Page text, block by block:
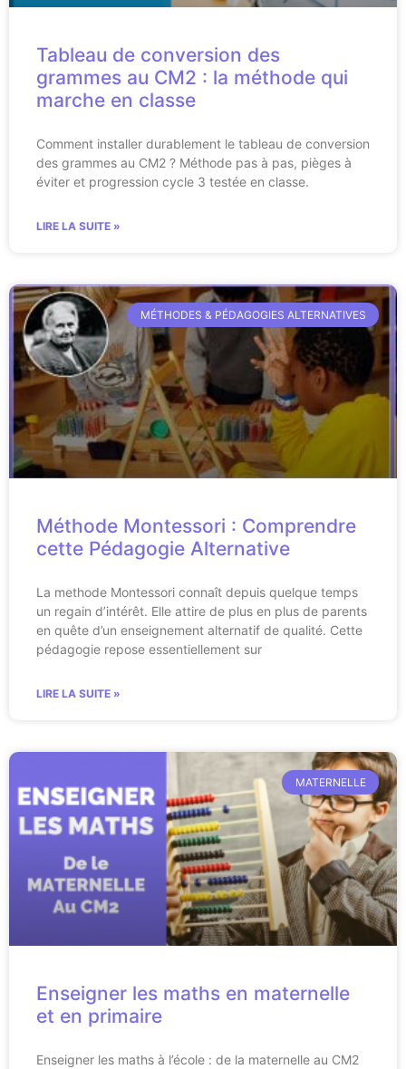
Tableau de conversion des
grammes au CM2 : la méthode qui
marche en classe
Comment installer durablement le tableau de conversion
des grammes au CM2 ? Méthode pas à pas, pièges à
éviter et progression cycle 3 testée en classe.
LIRE LA SUITE »
MÉTHODES & PÉDAGOGIES ALTERNATIVES
Méthode Montessori : Comprendre
cette Pédagogie Alternative
La methode Montessori connaît depuis quelque temps
un regain d’intérêt. Elle attire de plus en plus de parents
en quête d’un enseignement alternatif de qualité. Cette
pédagogie repose essentiellement sur
LIRE LA SUITE »
MATERNELLE
Enseigner les maths en maternelle
et en primaire
Enseigner les maths à l’école : de la maternelle au CM2